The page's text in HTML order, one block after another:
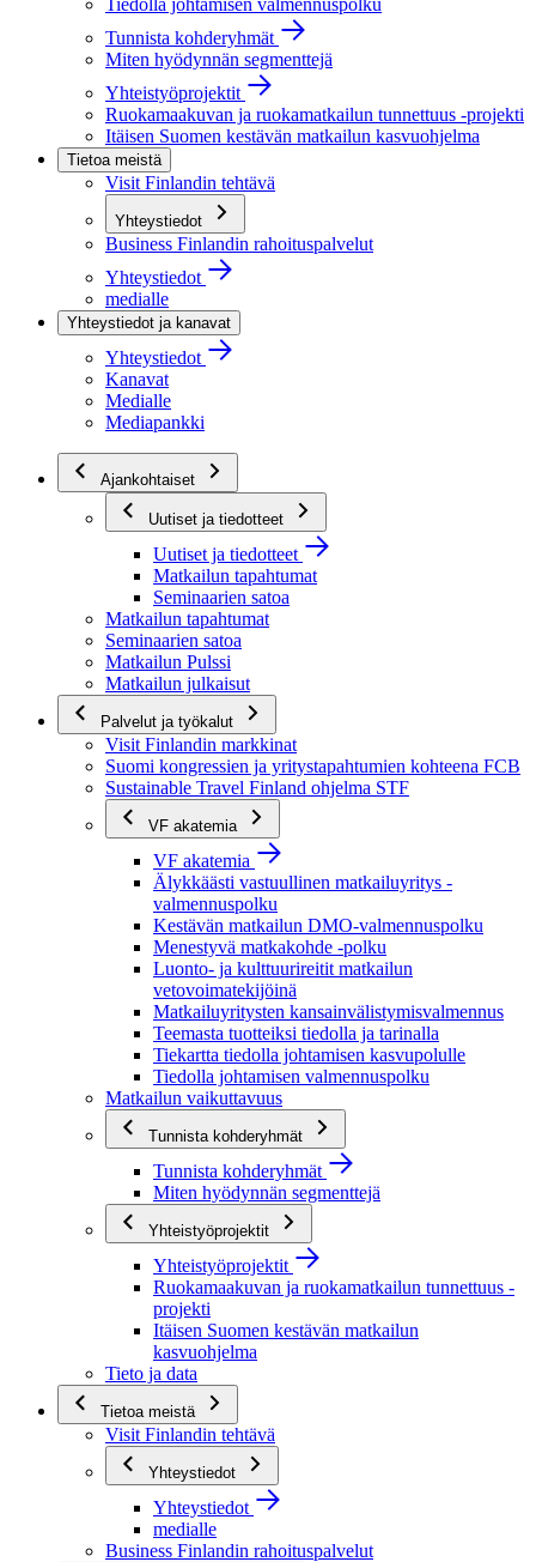
Tiedolla johtamisen valmennuspolku
Tunnista kohderyhmät
Miten hyödynnän segmenttejä
Yhteistyöprojektit
Ruokamaakuvan ja ruokamatkailun tunnettuus -projekti
Itäisen Suomen kestävän matkailun kasvuohjelma
Tietoa meistä
Visit Finlandin tehtävä
Yhteystiedot
Business Finlandin rahoituspalvelut
Yhteystiedot
medialle
Yhteystiedot ja kanavat
Yhteystiedot
Kanavat
Medialle
Mediapankki
Ajankohtaiset
Uutiset ja tiedotteet
Uutiset ja tiedotteet
Matkailun tapahtumat
Seminaarien satoa
Matkailun tapahtumat
Seminaarien satoa
Matkailun Pulssi
Matkailun julkaisut
Palvelut ja työkalut
Visit Finlandin markkinat
Suomi kongressien ja yritystapahtumien kohteena FCB
Sustainable Travel Finland ohjelma STF
VF akatemia
VF akatemia
Älykkäästi vastuullinen matkailuyritys -
valmennuspolku
Kestävän matkailun DMO-valmennuspolku
Menestyvä matkakohde -polku
Luonto- ja kulttuurireitit matkailun
vetovoimatekijöinä
Matkailuyritysten kansainvälistymisvalmennus
Teemasta tuotteiksi tiedolla ja tarinalla
Tiekartta tiedolla johtamisen kasvupolulle
Tiedolla johtamisen valmennuspolku
Matkailun vaikuttavuus
Tunnista kohderyhmät
Tunnista kohderyhmät
Miten hyödynnän segmenttejä
Yhteistyöprojektit
Yhteistyöprojektit
Ruokamaakuvan ja ruokamatkailun tunnettuus -
projekti
Itäisen Suomen kestävän matkailun
kasvuohjelma
Tieto ja data
Tietoa meistä
Visit Finlandin tehtävä
Yhteystiedot
Yhteystiedot
medialle
Business Finlandin rahoituspalvelut